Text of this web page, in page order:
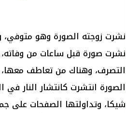
نشرت زوجته الصورة وهو متوفي،
نشرت صورة قبل ساعات من
التصرف، وهناك من تعاطف معها،
الصورة انتشرت كانتشار النار
شيكا، وتداولتها الصفحات على